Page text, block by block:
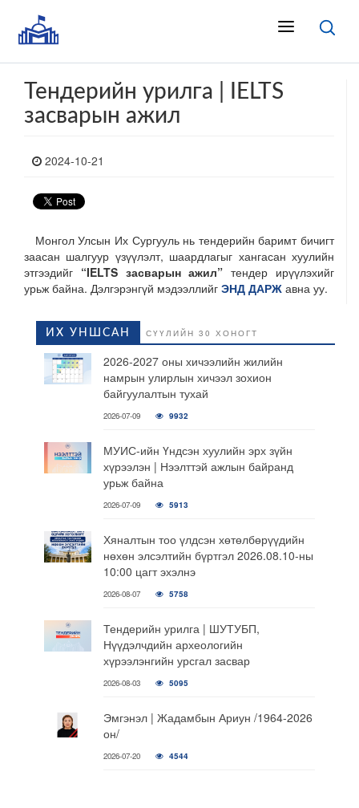
Тендерийн урилга | IELTS
засварын ажил
2024-10-21
Монгол Улсын Их Сургууль нь тендерийн баримт бичигт
заасан шалгуур үзүүлэлт, шаардлагыг хангасан хуулийн
этгээдийг “IELTS засварын ажил” тендер ирүүлэхийг
урьж байна. Дэлгэрэнгүй мэдээллийг ЭНД ДАРЖ авна уу.
ИХ УНШСАН СҮҮЛИЙН 30 ХОНОГТ
2026-2027 оны хичээлийн жилийн
намрын улирлын хичээл зохион
байгуулалтын тухай
2026-07-09 9932
МУИС-ийн Үндсэн хуулийн эрх зүйн
хүрээлэн | Нээлттэй ажлын байранд
урьж байна
2026-07-09 5913
Хяналтын тоо үлдсэн хөтөлбөрүүдийн
нөхөн элсэлтийн бүртгэл 2026.08.10-ны
10:00 цагт эхэлнэ
2026-08-07 5758
Тендерийн урилга | ШУТУБП,
Нүүдэлчдийн археологийн
хүрээлэнгийн урсгал засвар
2026-08-03 5095
Эмгэнэл | Жадамбын Ариун /1964-2026
он/
2026-07-20 4544